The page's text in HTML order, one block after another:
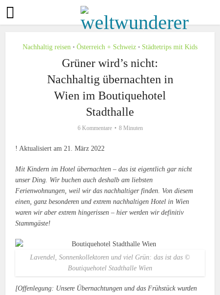
Nachhaltig reisen • Österreich + Schweiz • Städtetrips mit Kids
Grüner wird’s nicht:
Nachhaltig übernachten in
Wien im Boutiquehotel
Stadthalle
6 Kommentare 8 Minuten
! Aktualisiert am 21. März 2022
Mit Kindern im Hotel übernachten – das ist eigentlich gar nicht
unser Ding. Wir buchen auch deshalb am liebsten
Ferienwohnungen, weil wir das nachhaltiger finden. Von diesem
einen, ganz besonderen und extrem nachhaltigen Hotel in Wien
waren wir aber extrem hingerissen – hier werden wir definitiv
Stammgäste!
Lavendel, Sonnenkollektoren und viel Grün: das ist das ©
Boutiquehotel Stadthalle Wien
[Offenlegung: Unsere Übernachtungen und das Frühstück wurden